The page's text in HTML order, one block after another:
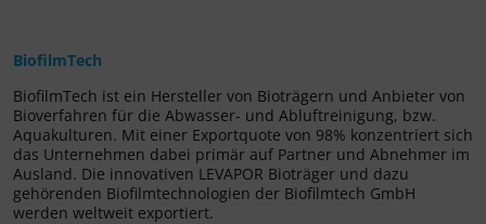
BiofilmTech
BiofilmTech ist ein Hersteller von Bioträgern und Anbieter von
Bioverfahren für die Abwasser- und Abluftreinigung, bzw.
Aquakulturen. Mit einer Exportquote von 98% konzentriert sich
das Unternehmen dabei primär auf Partner und Abnehmer im
Ausland. Die innovativen LEVAPOR Bioträger und dazu
gehörenden Biofilmtechnologien der Biofilmtech GmbH
werden weltweit exportiert.